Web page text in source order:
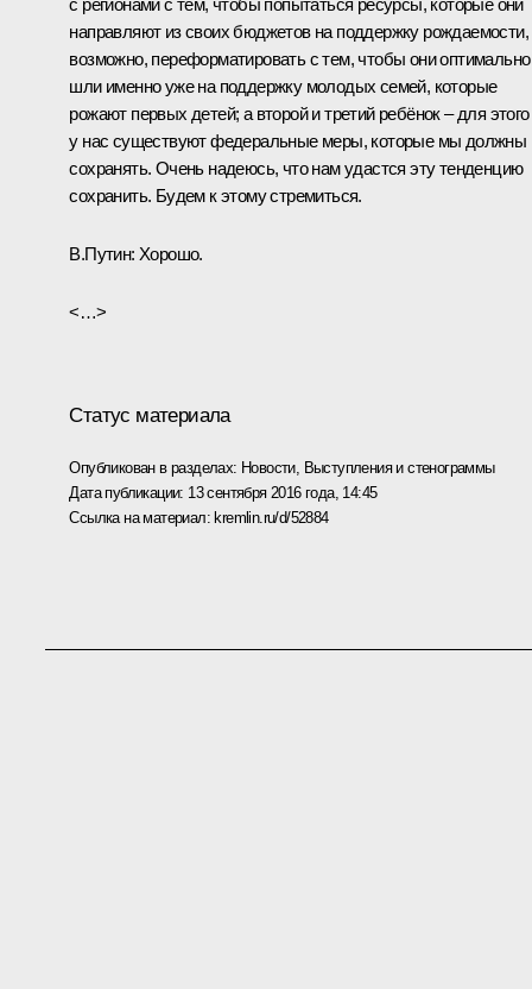
направляют из своих бюджетов на поддержку рождаемости,
возможно, переформатировать с тем, чтобы они оптимально
шли именно уже на поддержку молодых семей, которые
рожают первых детей; а второй и третий ребёнок – для этого
у нас существуют федеральные меры, которые мы должны
сохранять. Очень надеюсь, что нам удастся эту тенденцию
сохранить. Будем к этому стремиться.
В.Путин: Хорошо.
<…>
Статус материала
Опубликован в разделах: Новости, Выступления и стенограммы
Дата публикации: 13 сентября 2016 года, 14:45
Ссылка на материал: kremlin.ru/d/52884